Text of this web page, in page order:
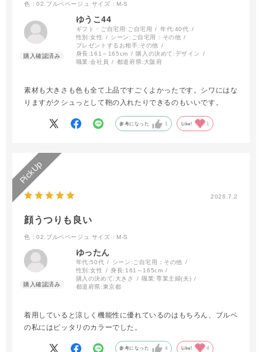
色：02.ブルベベージュ サイズ：M-S
ゆうこ44
ギフト・ご自宅用: ご自宅用 年代:40代
性別:女性 シーン: ご自宅用：その他
プレゼントするお相手:その他
身長:161～165cm 購入の決めて: デザイン
職業:会社員 都道府県: 大阪府
素材も大きさも色も全て上品ですごくよかったです。シワにはな
りますがクシュっとして鞄の入れたりできるのもいいです。
参考になった 1 Like! 1
2026.7.2
顔うつりも良い
色：02.ブルベベージュ サイズ：M-S
ゆったん
年代:50代 シーン: ご自宅用：その他
性別:女性 身長: 161～165cm
購入の決めて: 大きさ 職業:専業主婦(夫)
都道府県:東京都
着用していると涼しく機能性に優れているのはもちろん、ブルベ
の私にはピッタリのカラーでした。
参考になった 4 Like! 4